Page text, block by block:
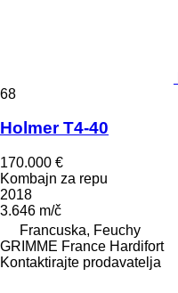
68
Holmer T4-40
170.000 €
Kombajn za repu
2018
3.646 m/č
Francuska, Feuchy
GRIMME France Hardifort
Kontaktirajte prodavatelja